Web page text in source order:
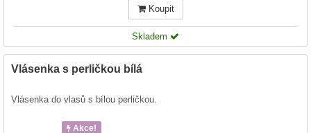
Koupit
Skladem
Vlásenka s perličkou bílá
Vlásenka do vlasů s bílou perličkou.
Akce!